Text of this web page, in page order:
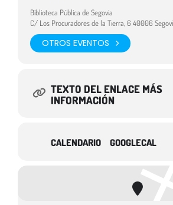
Biblioteca Pública de Segovia
C/ Los Procuradores de la Tierra, 6 40006
OTROS EVENTOS
TEXTO DEL ENLACE MÁS
INFORMACIÓN
CALENDARIO GOOGLECAL